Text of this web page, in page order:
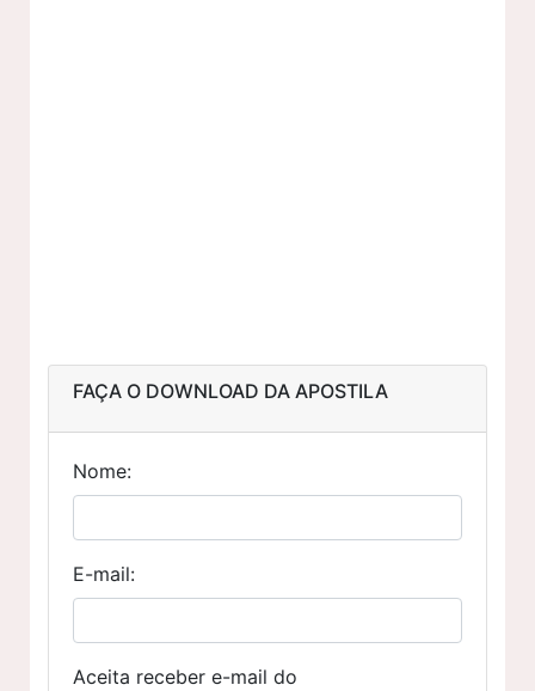
FAÇA O DOWNLOAD DA APOSTILA
Nome:
E-mail:
Aceita receber e-mail do